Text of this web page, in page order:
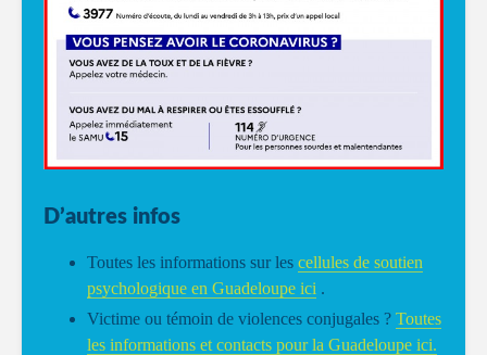
D’autres infos
Toutes les informations sur les cellules de soutien
psychologique en Guadeloupe ici .
Victime ou témoin de violences conjugales ? Toutes
les informations et contacts pour la Guadeloupe ici.